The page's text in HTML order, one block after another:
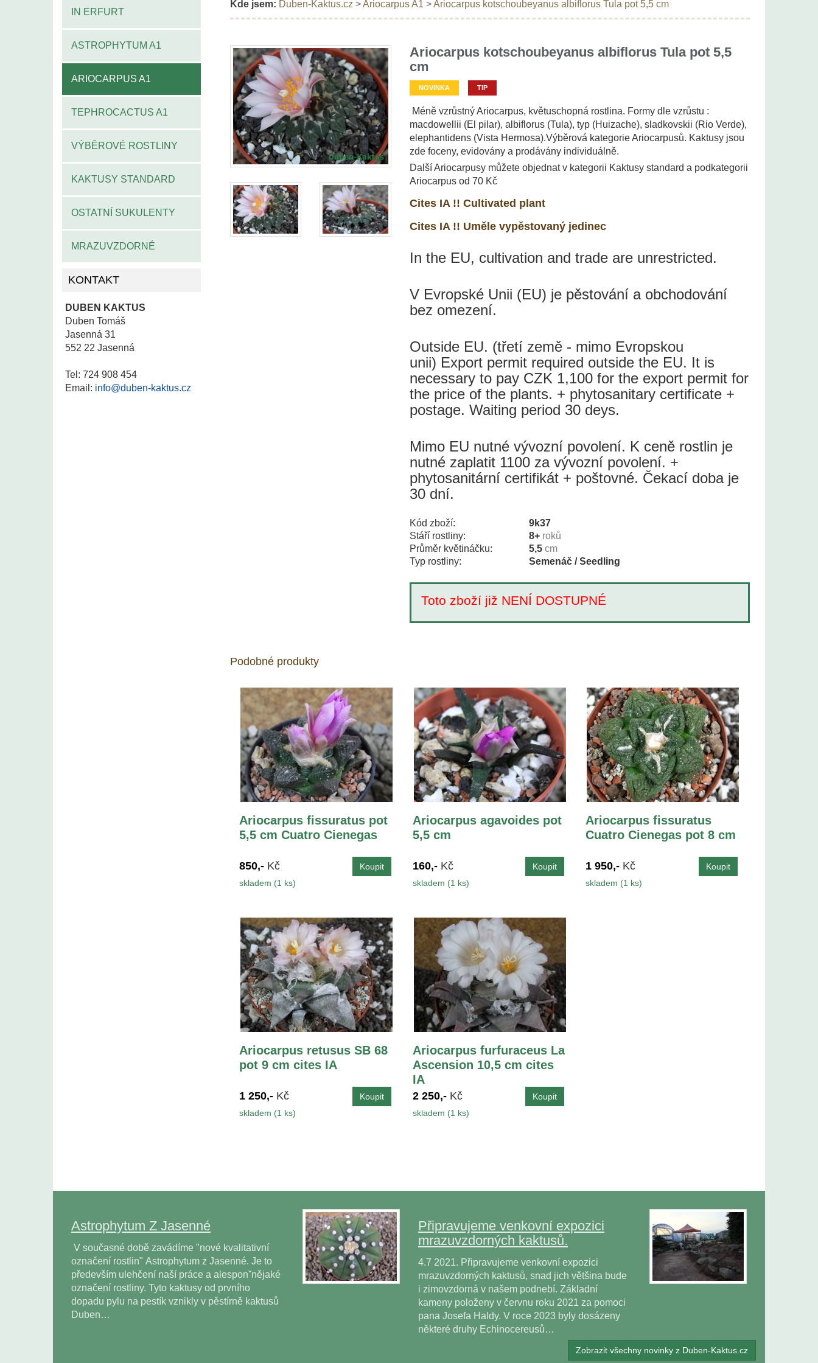
IN ERFURT
ASTROPHYTUM A1
ARIOCARPUS A1
TEPHROCACTUS A1
VÝBĚROVÉ ROSTLINY
KAKTUSY STANDARD
OSTATNÍ SUKULENTY
MRAZUVZDORNÉ
KONTAKT
DUBEN KAKTUS
Duben Tomáš
Jasenná 31
552 22 Jasenná
Tel: 724 908 454
Email: info@duben-kaktus.cz
Kde jsem: Duben-Kaktus.cz >Ariocarpus A1 >Ariocarpus kotschoubeyanus albiflorus Tula pot 5,5 cm
Ariocarpus kotschoubeyanus albiflorus Tula pot 5,5
cm
NOVINKA TIP
Méně vzrůstný Ariocarpus, květuschopná rostlina. Formy dle vzrůstu :
macdowellii (El pilar), albiflorus (Tula), typ (Huizache), sladkovskii (Rio Verde),
elephantidens (Vista Hermosa).Výběrová kategorie Ariocarpusů. Kaktusy jsou
zde foceny, evidovány a prodávány individuálně.
Další Ariocarpusy můžete objednat v kategorii Kaktusy standard a podkategorii
Ariocarpus od 70 Kč
Cites IA !! Cultivated plant
Cites IA !! Uměle vypěstovaný jedinec
In the EU, cultivation and trade are unrestricted.
V Evropské Unii (EU) je pěstování a obchodování
bez omezení.
Outside EU. (třetí země - mimo Evropskou
unii) Export permit required outside the EU. It is
necessary to pay CZK 1,100 for the export permit for
the price of the plants. + phytosanitary certificate +
postage. Waiting period 30 deys.
Mimo EU nutné vývozní povolení. K ceně rostlin je
nutné zaplatit 1100 za vývozní povolení. +
phytosanitární certifikát + poštovné. Čekací doba je
30 dní.
Kód zboží:
9k37
Stáří rostliny:
8+ roků
Průměr květináčku:
5,5 cm
Typ rostliny:
Semenáč / Seedling
Toto zboží již NENÍ DOSTUPNÉ
Podobné produkty
Ariocarpus fissuratus pot
5,5 cm Cuatro Cienegas
850,- Kč
skladem (1 ks)
Ariocarpus agavoides pot
5,5 cm
160,- Kč
skladem (1 ks)
Ariocarpus fissuratus
Cuatro Cienegas pot 8 cm
1 950,- Kč
skladem (1 ks)
Ariocarpus retusus SB 68
pot 9 cm cites IA
1 250,- Kč
skladem (1 ks)
Ariocarpus furfuraceus La
Ascension 10,5 cm cites
IA
2 250,- Kč
skladem (1 ks)
Astrophytum Z Jasenné
V současné době zavádíme "nové kvalitativní
označení rostlin" Astrophytum z Jasenné. Je to
především ulehčení naší práce a alesponˇnějaké
označení rostliny. Tyto kaktusy od prvního
dopadu pylu na pestík vznikly v pěstírně kaktusů
Duben…
Připravujeme venkovní expozici
mrazuvzdorných kaktusů.
4.7 2021. Připravujeme venkovní expozici
mrazuvzdorných kaktusů, snad jich většina bude
i zimovzdorná v našem podnebí. Základní
kameny položeny v červnu roku 2021 za pomoci
pana Josefa Haldy. V roce 2023 byly dosázeny
některé druhy Echinocereusů…
Zobrazit všechny novinky z Duben-Kaktus.cz